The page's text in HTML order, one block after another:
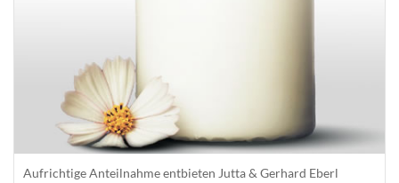
Aufrichtige Anteilnahme entbieten Jutta & Gerhard Eberl